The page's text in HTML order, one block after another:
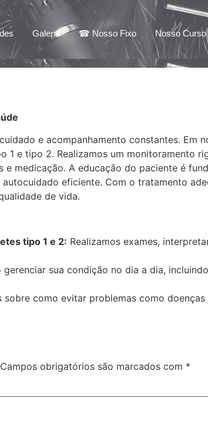
Galeria ☎ Nosso Fixo Nosso Curso
e acompanhamento constantes. Em
1 e tipo 2. Realizamos um monitoramento
medicação. A educação do paciente é
eficiente. Com o tratamento
de vida.
tipo 1 e 2: Realizamos exames,
gerenciar sua condição no dia a dia,
sobre como evitar problemas como
Campos obrigatórios são marcados com *